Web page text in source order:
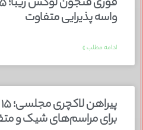
واسه پذیرایی متفاوت
ادامه مطلب »
برای مراسم‌های شیک و